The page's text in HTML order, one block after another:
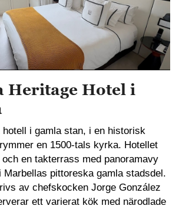
Heritage Hotel i
i gamla stan, i en historisk
en 1500-tals kyrka. Hotellet
en takterrass med panoramavy
Marbellas pittoreska gamla stadsdel.
av chefskocken Jorge González
ett varierat kök med närodlade